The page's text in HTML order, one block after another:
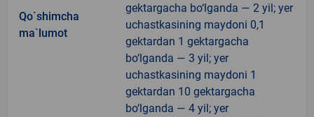
Qo`shimcha
ma`lumot
gektargacha bo‘lganda — 2 yil; yer
uchastkasining maydoni 0,1
gektardan 1 gektargacha
bo‘lganda — 3 yil; yer
uchastkasining maydoni 1
gektardan 10 gektargacha
bo‘lganda — 4 yil; yer